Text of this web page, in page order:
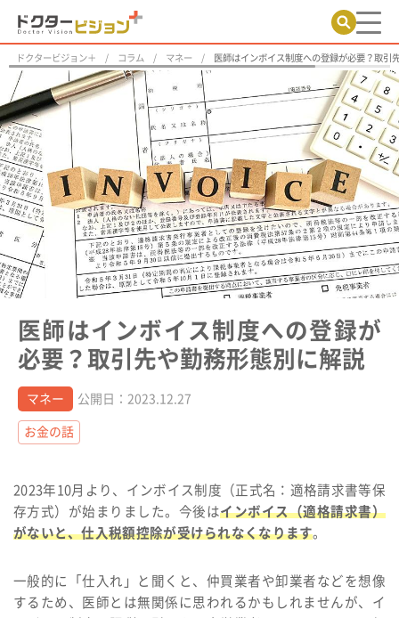
ドクタービジョン＋ コラム マネー 医師はインボイス制度への登録が必要？取引
医師はインボイス制度への登録が
必要？取引先や勤務形態別に解説
マネー 公開日：2023.12.27
お金の話
2023年10月より、インボイス制度（正式名：適格請求書等保
存方式）が始まりました。今後はインボイス（適格請求書）
がないと、仕入税額控除が受けられなくなります。
一般的に「仕入れ」と聞くと、仲買業者や卸業者などを想像
するため、医師とは無関係に思われるかもしれませんが、イ